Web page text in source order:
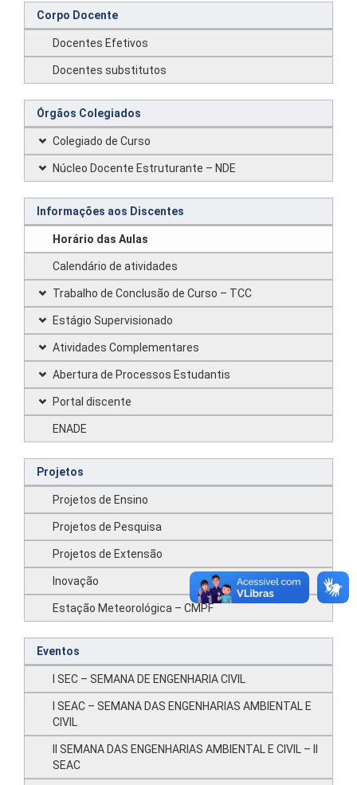
Corpo Docente
Docentes Efetivos
Docentes substitutos
Órgãos Colegiados
Colegiado de Curso
Núcleo Docente Estruturante – NDE
Informações aos Discentes
Horário das Aulas
Calendário de atividades
Trabalho de Conclusão de Curso – TCC
Estágio Supervisionado
Atividades Complementares
Abertura de Processos Estudantis
Portal discente
ENADE
Projetos
Projetos de Ensino
Projetos de Pesquisa
Projetos de Extensão
Inovação
Estação Meteorológica – CMPF
Eventos
I SEC – SEMANA DE ENGENHARIA CIVIL
I SEAC – SEMANA DAS ENGENHARIAS AMBIENTAL E
CIVIL
II SEMANA DAS ENGENHARIAS AMBIENTAL E CIVIL – II
SEAC